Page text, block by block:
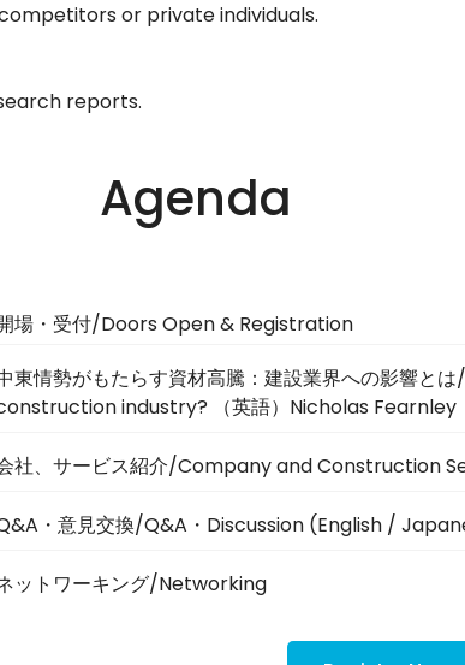
or private individuals.
reports.
Agenda
場・受付/Doors Open & Registration
東情勢がもたらす資材高騰：建設業界への影響
industry? （英語）Nicholas Fearnley
社、サービス紹介/Company and Construction
・意見交換/Q&A・Discussion (English /
ットワーキング/Networking